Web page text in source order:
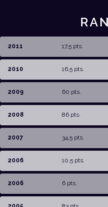
2011 17,5 pts.
2010 16,5 pts.
2009 60 pts.
2008 86 pts.
2007 34,5 pts.
2006 10,5 pts.
2006 6 pts.